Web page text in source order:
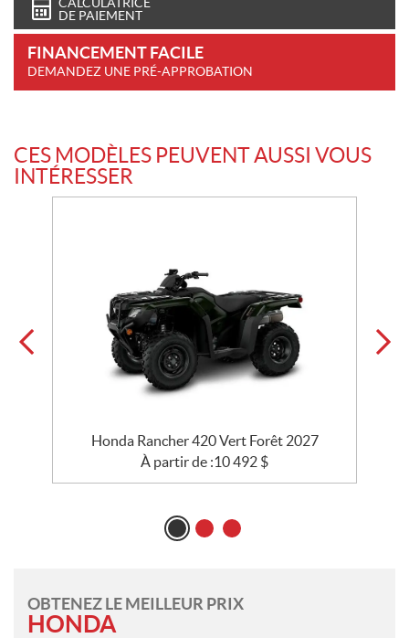
CALCULATRICE
DE PAIEMENT
FINANCEMENT FACILE
DEMANDEZ UNE PRÉ-APPROBATION
CES MODÈLES PEUVENT AUSSI VOUS
INTÉRESSER
Honda Rancher 420 Vert Forêt 2027
À partir de :10 492 $
OBTENEZ LE MEILLEUR PRIX
HONDA